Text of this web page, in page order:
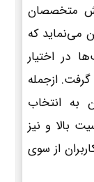
متخصصان
می‌نماید که
در اختیار
ازجمله
به انتخاب
بالا و نیز
از سوی